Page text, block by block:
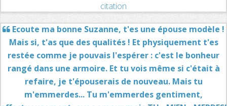
citation
Ecoute ma bonne Suzanne, t'es une épouse modèle !
Mais si, t'as que des qualités ! Et physiquement t'es
restée comme je pouvais l'espérer : c'est le bonheur
rangé dans une armoire. Et tu vois même si c'était à
refaire, je t'épouserais de nouveau. Mais tu
m'emmerdes... Tu m'emmerdes gentiment,